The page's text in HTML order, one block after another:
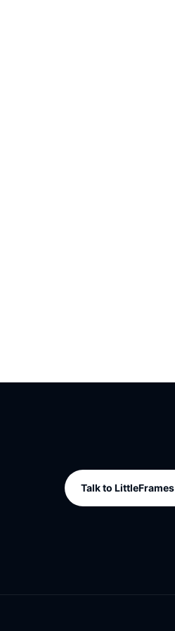
Talk to LittleFrames